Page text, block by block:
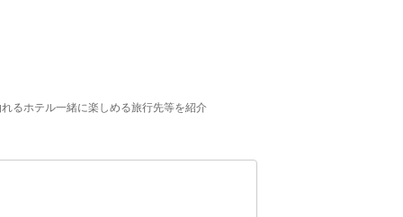
るホテル一緒に楽しめる旅行先等を紹介